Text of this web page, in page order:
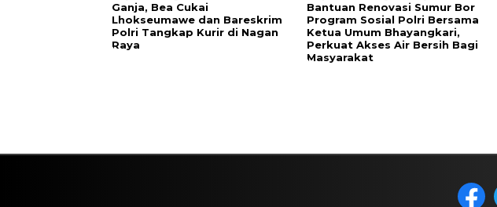
Ganja, Bea Cukai
Lhokseumawe dan Bareskrim
Polri Tangkap Kurir di Nagan
Raya
Bantuan Renovasi Sumur Bor
Program Sosial Polri Bersama
Ketua Umum Bhayangkari,
Perkuat Akses Air Bersih Bagi
Masyarakat